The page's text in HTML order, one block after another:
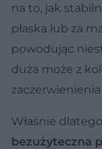
na to, jak
płaska lub za
powodując
duża może z
Właśnie dlatego
bezużyteczna